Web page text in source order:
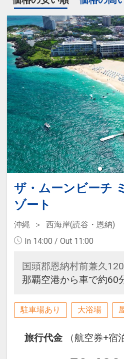
ザ・ムーンビーチ
ゾート
沖縄
西海岸(読谷・恩納)
In 14:00 / Out 11:00
国頭郡恩納村前兼久
那覇空港から車で約60
駐車場あり 大浴場
旅行代金
（航空券+